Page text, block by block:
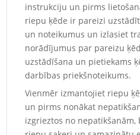
instrukciju un pirms
riepu ķēde ir pareizi
un noteikumus un izlasiet
norādījumus par pareizu
uzstādīšana un pietiekams
darbības priekšnoteikums.
Vienmēr izmantojiet riepu
un pirms nonākat
izgrieztos no